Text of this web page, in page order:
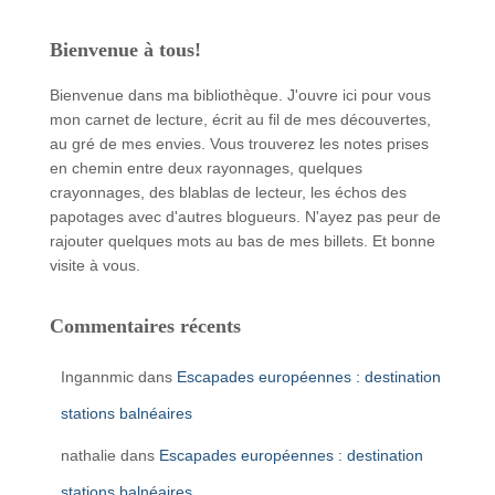
Bienvenue à tous!
Bienvenue dans ma bibliothèque. J'ouvre ici pour vous
mon carnet de lecture, écrit au fil de mes découvertes,
au gré de mes envies. Vous trouverez les notes prises
en chemin entre deux rayonnages, quelques
crayonnages, des blablas de lecteur, les échos des
papotages avec d'autres blogueurs. N'ayez pas peur de
rajouter quelques mots au bas de mes billets. Et bonne
visite à vous.
Commentaires récents
Ingannmic dans Escapades européennes : destination
stations balnéaires
nathalie dans Escapades européennes : destination